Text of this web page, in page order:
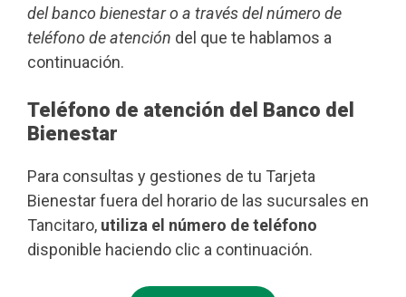
del banco bienestar o a través del número de
teléfono de atención del que te hablamos a
continuación.
Teléfono de atención del Banco del
Bienestar
Para consultas y gestiones de tu Tarjeta
Bienestar fuera del horario de las sucursales en
Tancitaro, utiliza el número de teléfono
disponible haciendo clic a continuación.